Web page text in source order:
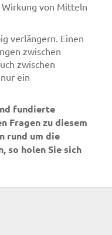
von Mitteln
verlängern. Einen
zwischen
zwischen
ein
fundierte
Fragen zu diesem
rund um die
so holen Sie sich